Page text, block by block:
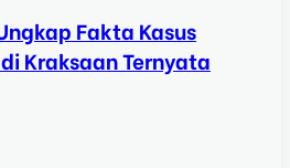
Fakta Kasus
Kraksaan Ternyata